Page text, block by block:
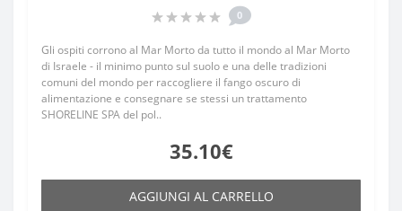
0
Gli ospiti corrono al Mar Morto da tutto il mondo al Mar Morto
di Israele - il minimo punto sul suolo e una delle tradizioni
comuni del mondo per raccogliere il fango oscuro di
alimentazione e consegnare se stessi un trattamento
SHORELINE SPA del pol..
35.10€
AGGIUNGI AL CARRELLO